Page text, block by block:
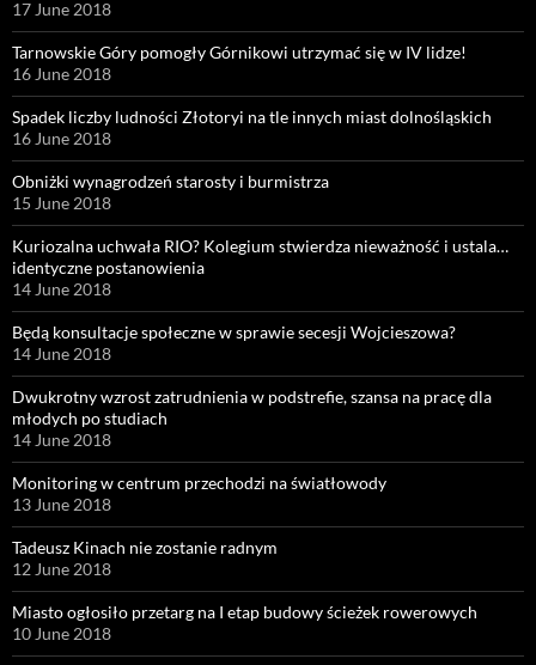
17 June 2018
Tarnowskie Góry pomogły Górnikowi utrzymać się w IV lidze!
16 June 2018
Spadek liczby ludności Złotoryi na tle innych miast dolnośląskich
16 June 2018
Obniżki wynagrodzeń starosty i burmistrza
15 June 2018
Kuriozalna uchwała RIO? Kolegium stwierdza nieważność i ustala…
identyczne postanowienia
14 June 2018
Będą konsultacje społeczne w sprawie secesji Wojcieszowa?
14 June 2018
Dwukrotny wzrost zatrudnienia w podstrefie, szansa na pracę dla
młodych po studiach
14 June 2018
Monitoring w centrum przechodzi na światłowody
13 June 2018
Tadeusz Kinach nie zostanie radnym
12 June 2018
Miasto ogłosiło przetarg na I etap budowy ścieżek rowerowych
10 June 2018